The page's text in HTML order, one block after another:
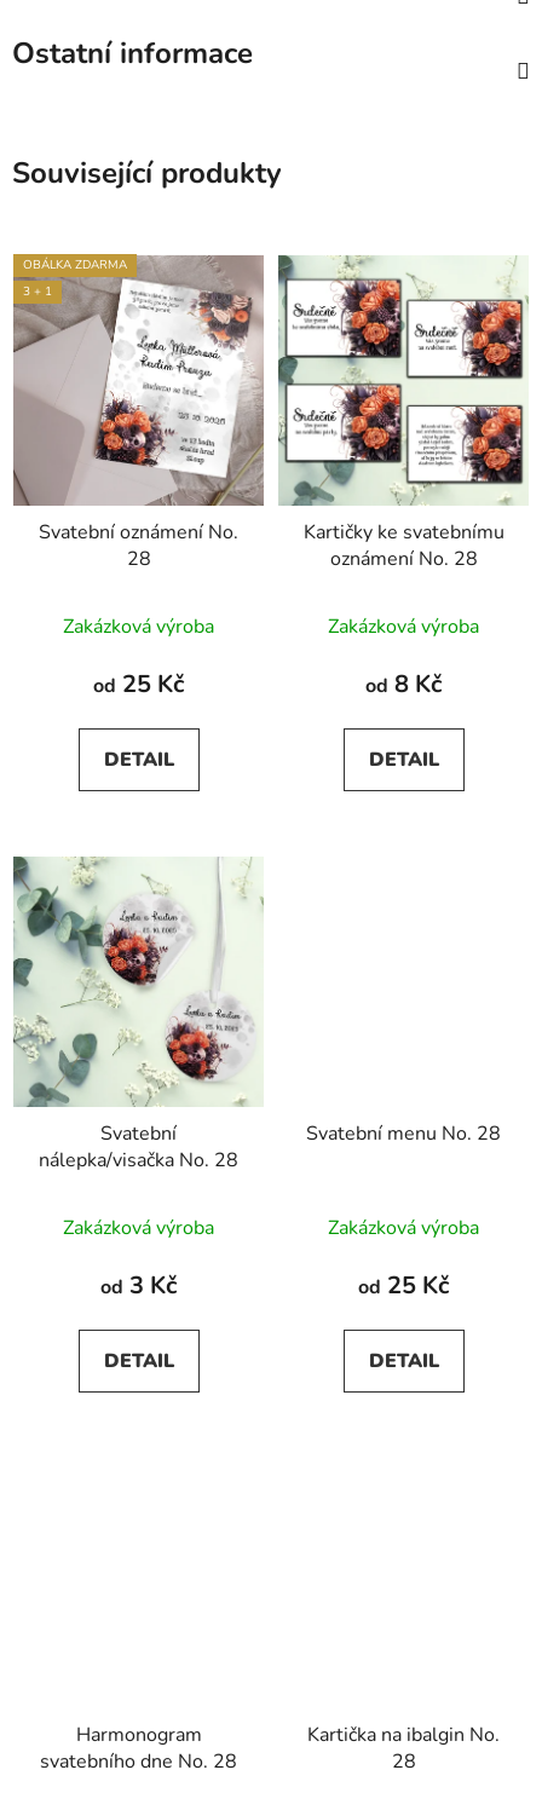
Ostatní informace
Související produkty
OBÁLKA ZDARMA
3 + 1
Svatební oznámení No.
28
Zakázková výroba
od 25 Kč
DETAIL
Kartičky ke svatebnímu
oznámení No. 28
Zakázková výroba
od 8 Kč
DETAIL
Svatební
nálepka/visačka No. 28
Zakázková výroba
od 3 Kč
DETAIL
Svatební menu No. 28
Zakázková výroba
od 25 Kč
DETAIL
Harmonogram
svatebního dne No. 28
Kartička na ibalgin No.
28